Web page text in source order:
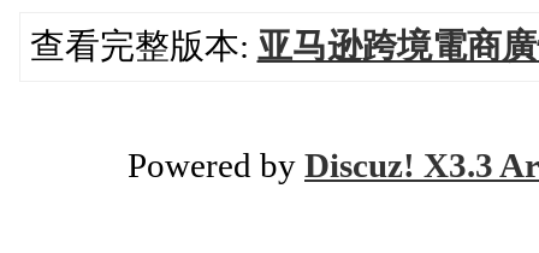
查看完整版本: 亚马逊跨境電商
Powered by Discuz! X3.3